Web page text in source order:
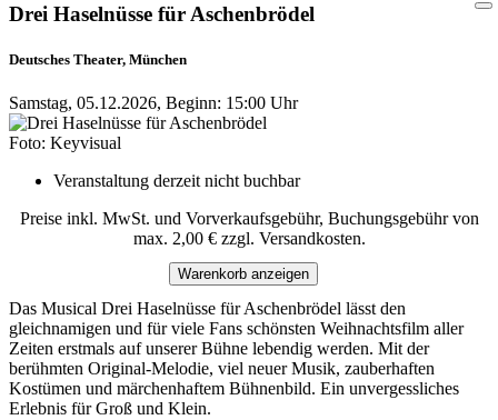
Drei Haselnüsse für Aschenbrödel
Deutsches Theater, München
Samstag, 05.12.2026, Beginn: 15:00 Uhr
Foto: Keyvisual
Veranstaltung derzeit nicht buchbar
Preise inkl. MwSt. und Vorverkaufsgebühr, Buchungsgebühr von
max. 2,00 € zzgl. Versandkosten.
Warenkorb anzeigen
Das Musical Drei Haselnüsse für Aschenbrödel lässt den
gleichnamigen und für viele Fans schönsten Weihnachtsfilm aller
Zeiten erstmals auf unserer Bühne lebendig werden. Mit der
berühmten Original-Melodie, viel neuer Musik, zauberhaften
Kostümen und märchenhaftem Bühnenbild. Ein unvergessliches
Erlebnis für Groß und Klein.